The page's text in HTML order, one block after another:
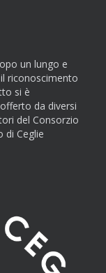
un lungo e
riconoscimento
si è
da diversi
del Consorzio
di Ceglie